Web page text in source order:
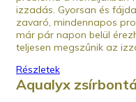
izzadás. Gyorsan és
zavaró, mindennapos
már pár napon belül
teljesen megszűnik az
Részletek
Aqualyx